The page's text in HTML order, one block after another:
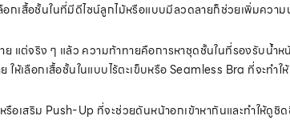
เสื้อชั้นในที่มีดีไซน์ลูกไม้หรือแบบมีลวดลายก็ช่วยเพิ่มความ
แต่จริง ๆ แล้ว ความท้าทายคือการหาชุดชั้นในที่รองรับน้ำ
ห้เลือกเสื้อชั้นในแบบไร้ตะเข็บหรือ Seamless Bra ที่จะทำ
อเสริม Push-Up ที่จะช่วยดันหน้าอกเข้าหากันและทำให้ดู